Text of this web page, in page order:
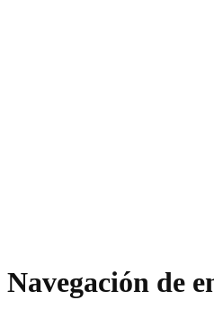
Navegación de